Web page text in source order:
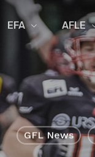
EFA AFLE
GFL News